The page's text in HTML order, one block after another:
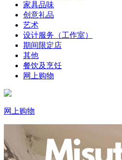
家具品味
创意礼品
艺术
设计服务（工作室）
期间限定店
其他
餐饮及烹饪
网上购物
网上购物